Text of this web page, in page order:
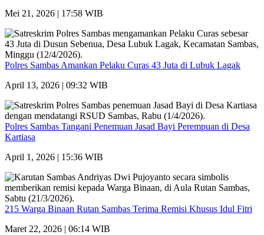
Mei 21, 2026 | 17:58 WIB
Polres Sambas Amankan Pelaku Curas 43 Juta di Lubuk Lagak
April 13, 2026 | 09:32 WIB
Polres Sambas Tangani Penemuan Jasad Bayi Perempuan di Desa
Kartiasa
April 1, 2026 | 15:36 WIB
215 Warga Binaan Rutan Sambas Terima Remisi Khusus Idul Fitri
Maret 22, 2026 | 06:14 WIB